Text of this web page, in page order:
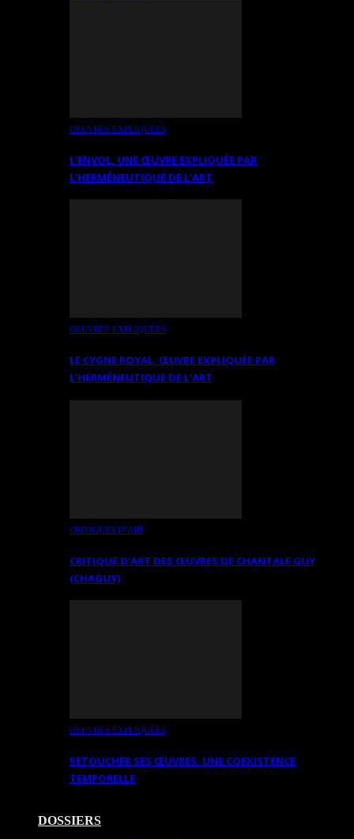
OEUVRES EXPLIQUÉES
L’ENVOL, UNE ŒUVRE EXPLIQUÉE PAR
L’HERMÉNEUTIQUE DE L’ART
OEUVRES EXPLIQUÉES
LE CYGNE ROYAL. ŒUVRE EXPLIQUÉE PAR
L’HERMÉNEUTIQUE DE L’ART
CRITIQUES D’ART
CRITIQUE D’ART DES ŒUVRES DE CHANTALE GUY
(CHAGUY)
OEUVRES EXPLIQUÉES
RETOUCHER SES ŒUVRES. UNE COEXISTENCE
TEMPORELLE
DOSSIERS